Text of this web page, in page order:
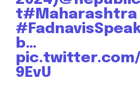
Join our community
SUBSCRIBERS and
conversation.
t#Maharashtra
b…
pic.twitter.com/
9EvU